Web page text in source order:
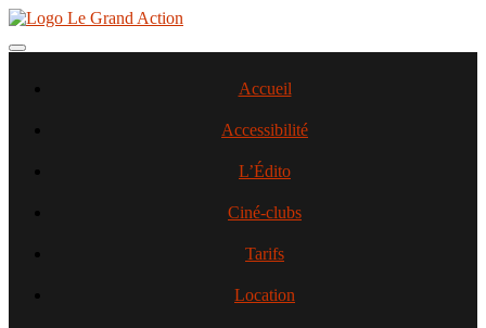
Aller
contenu
Toggle navigation
Accueil
Accessibilité
L’Édito
Ciné-clubs
Tarifs
Location